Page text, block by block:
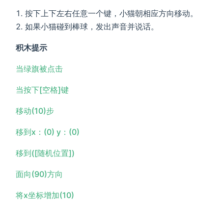
按下上下左右任意一个键，小猫朝相应方向移动。
如果小猫碰到棒球，发出声音并说话。
积木提示
当绿旗被点击
当按下[空格]键
移动(10)步
移到x：(0) y：(0)
移到([随机位置])
面向(90)方向
将x坐标增加(10)